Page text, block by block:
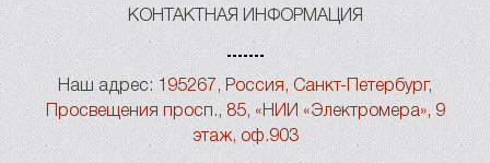
КОНТАКТНАЯ ИНФОРМАЦИЯ
Наш адрес: 195267, Россия, Санкт-Петербург,
Просвещения просп., 85, «НИИ «Электромера», 9
этаж, оф.903